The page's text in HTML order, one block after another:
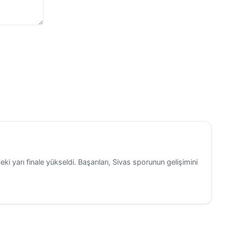
gerekli
hem
e-Okul
1-12
yarı finale yükseldi. Başarıları, Sivas sporunun gelişimini